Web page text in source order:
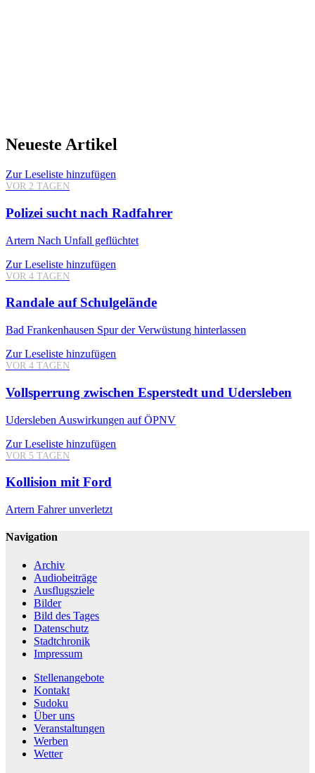
Neueste Artikel
Zur Leseliste hinzufügen
VOR 2 TAGEN
Polizei sucht nach Radfahrer
Artern Nach Unfall geflüchtet
Zur Leseliste hinzufügen
VOR 4 TAGEN
Randale auf Schulgelände
Bad Frankenhausen Spur der Verwüstung hinterlassen
Zur Leseliste hinzufügen
VOR 4 TAGEN
Vollsperrung zwischen Esperstedt und Udersleben
Udersleben Auswirkungen auf ÖPNV
Zur Leseliste hinzufügen
VOR 5 TAGEN
Kollision mit Ford
Artern Fahrer unverletzt
Navigation
Archiv
Audiobeiträge
Ausflugsziele
Bilder
Bild des Tages
Datenschutz
Stadtchronik
Impressum
Stellenangebote
Kontakt
Sudoku
Über uns
Veranstaltungen
Werben
Wetter